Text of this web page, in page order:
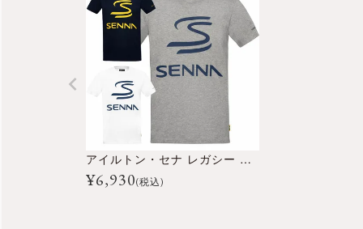
アイルトン・セナ レガシー ロゴ Tシャツ
¥6,930(税込)